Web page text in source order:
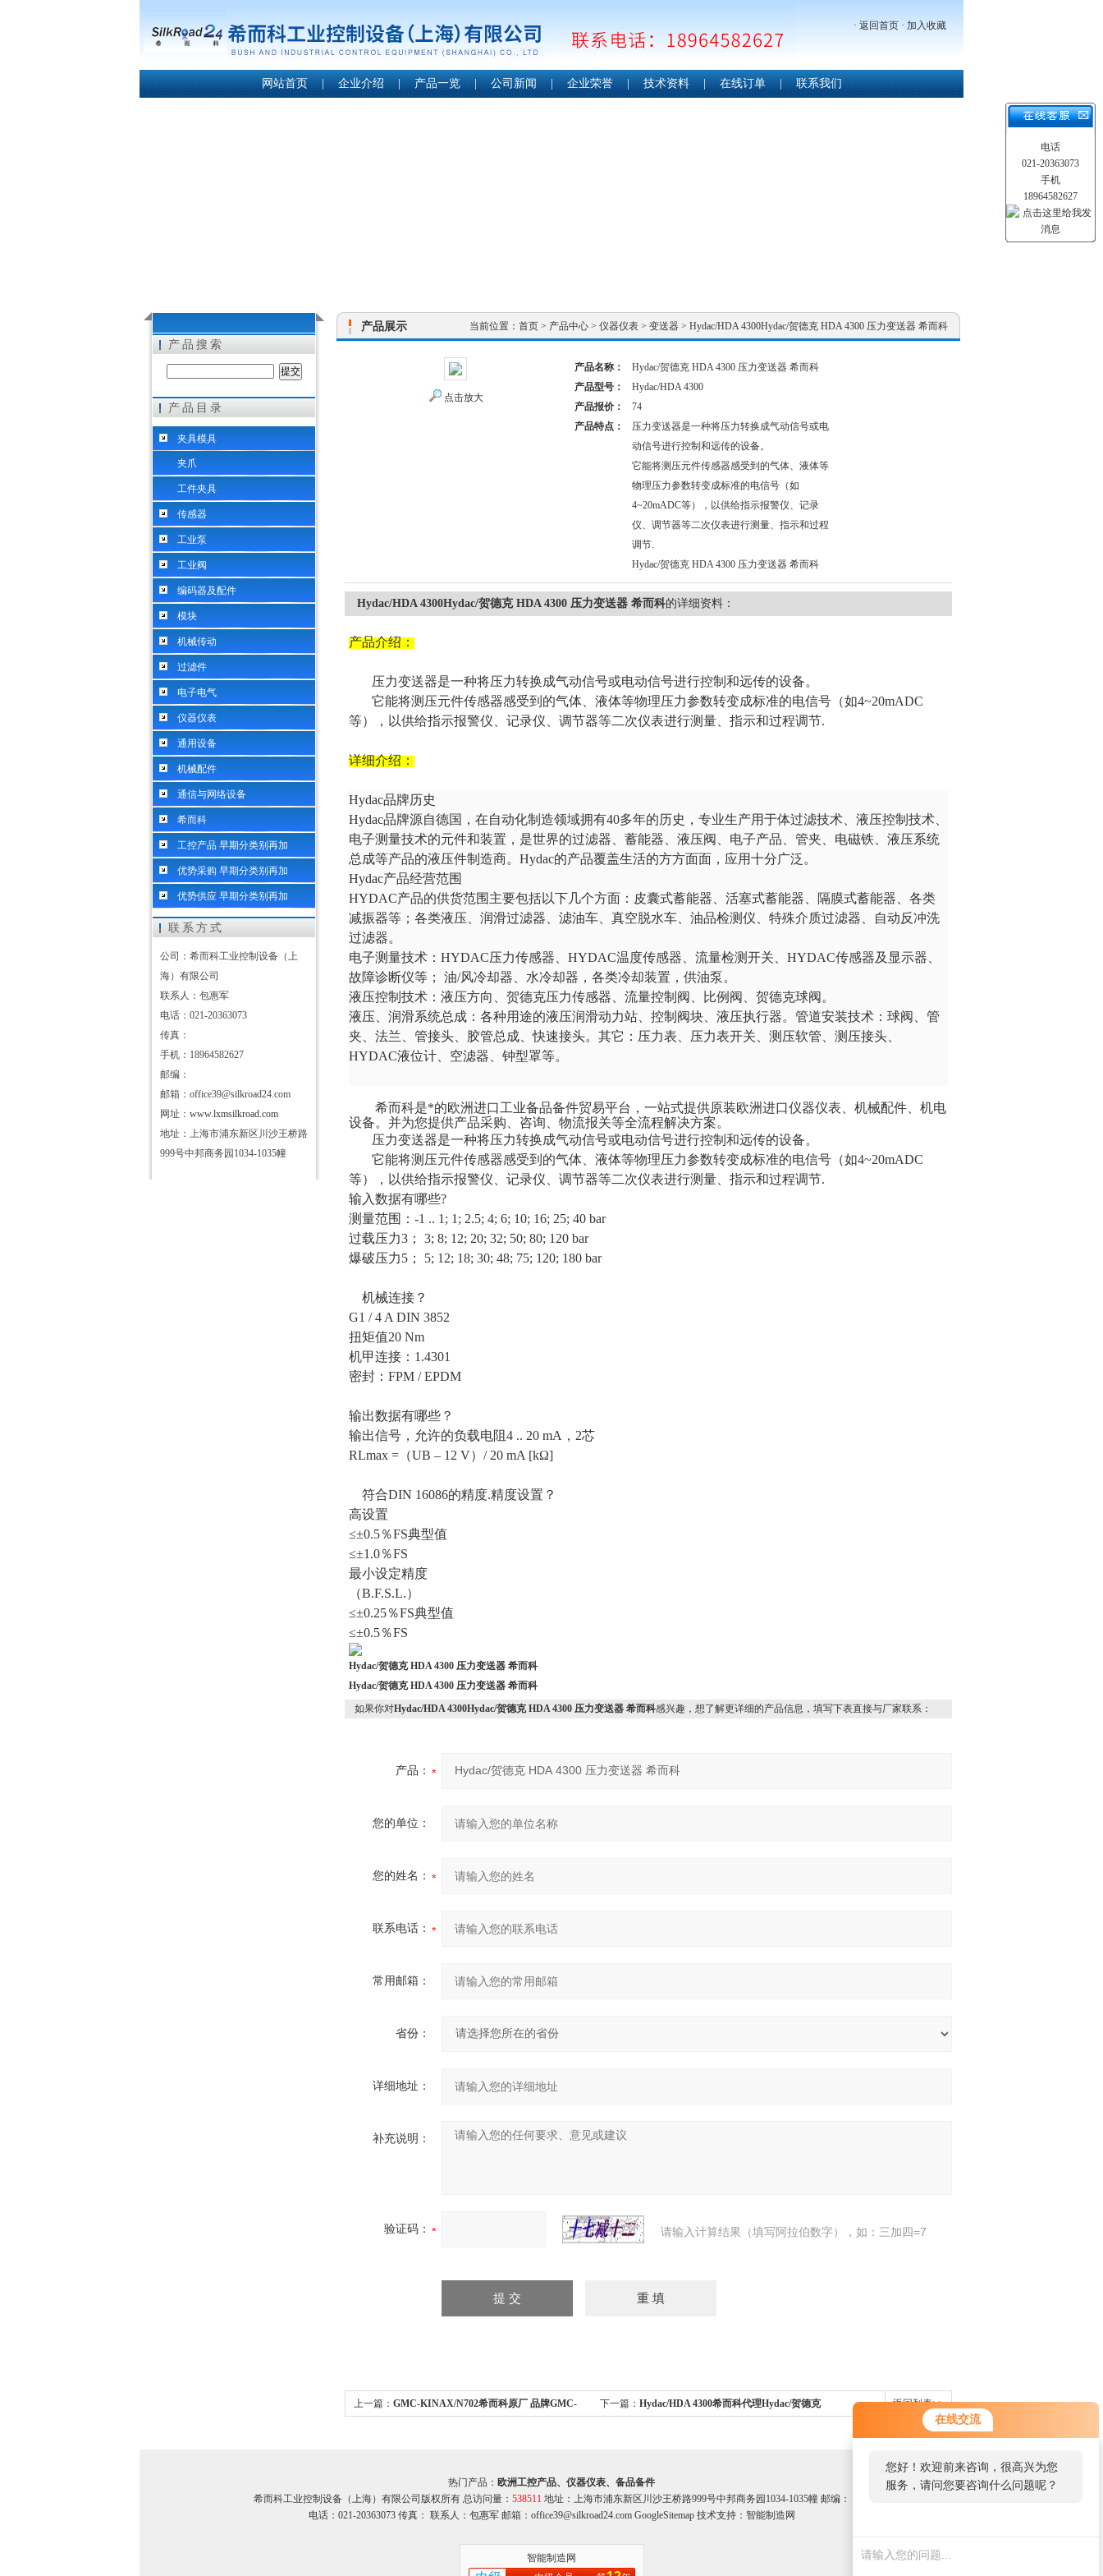
在线交流
您好！欢迎前来咨询，很高兴为您
服务，请问您要咨询什么问题呢？
希而科工业控制设备（上海）有限公司
· 返回首页 · 加入收藏
网站首页 | 企业介绍 | 产品一览 | 公司新闻 | 企业荣誉 | 技术资料 | 在线订单 | 联系我们
产品搜索
产品目录
夹具模具
夹爪
工件夹具
传感器
工业泵
工业阀
编码器及配件
模块
机械传动
过滤件
电子电气
仪器仪表
通用设备
机械配件
通信与网络设备
希而科
工控产品 早期分类别再加
优势采购 早期分类别再加
优势供应 早期分类别再加
联系方式
公司：希而科工业控制设备（上
海）有限公司
联系人：包惠军
电话：021-20363073
传真：
手机：18964582627
邮编：
邮箱：office39@silkroad24.com
网址： www.lxmsilkroad.com
地址：上海市浦东新区川沙王桥路
999号中邦商务园1034-1035幢
产品展示 当前位置： 首页 > 产品中心 > 仪器仪表 > 变送器 > Hydac/HDA 4300Hydac/贺德克 HDA 4300 压力变送器 希而科
点击放大
产品名称：
Hydac/贺德克 HDA 4300 压力变送器 希而科
产品型号：
Hydac/HDA 4300
产品报价：
74
产品特点：
压力变送器是一种将压力转换成气动信号或电
动信号进行控制和远传的设备。
它能将测压元件传感器感受到的气体、液体等
物理压力参数转变成标准的电信号（如
4~20mADC等），以供给指示报警仪、记录
仪、调节器等二次仪表进行测量、指示和过程
调节.
Hydac/贺德克 HDA 4300 压力变送器 希而科
Hydac/HDA 4300Hydac/贺德克 HDA 4300 压力变送器 希而科的详细资料：
产品介绍：
压力变送器是一种将压力转换成气动信号或电动信号进行控制和远传的设备。
它能将测压元件传感器感受到的气体、液体等物理压力参数转变成标准的电信号（如4~20mADC
等），以供给指示报警仪、记录仪、调节器等二次仪表进行测量、指示和过程调节.
详细介绍：
Hydac品牌历史
Hydac品牌源自德国，在自动化制造领域拥有40多年的历史，专业生产用于体过滤技术、液压控制技术、
电子测量技术的元件和装置，是世界的过滤器、蓄能器、液压阀、电子产品、管夹、电磁铁、液压系统
总成等产品的液压件制造商。Hydac的产品覆盖生活的方方面面，应用十分广泛。
Hydac产品经营范围
HYDAC产品的供货范围主要包括以下几个方面：皮囊式蓄能器、活塞式蓄能器、隔膜式蓄能器、各类
减振器等；各类液压、润滑过滤器、滤油车、真空脱水车、油品检测仪、特殊介质过滤器、自动反冲洗
过滤器。
电子测量技术： HYDAC压力传感器、HYDAC温度传感器、流量检测开关、HYDAC传感器及显示器、
故障诊断仪等； 油/风冷却器、水冷却器，各类冷却装置，供油泵。
液压控制技术：液压方向、贺德克压力传感器、流量控制阀、比例阀、贺德克球阀。
液压、润滑系统总成：各种用途的液压润滑动力站、控制阀块、液压执行器。管道安装技术：球阀、管
夹、法兰、管接头、胶管总成、快速接头。其它：压力表、压力表开关、测压软管、测压接头、
HYDAC液位计、空滤器、钟型罩等。
希而科是*的欧洲进口工业备品备件贸易平台，一站式提供原装欧洲进口仪器仪表、机械配件、机电
设备。并为您提供产品采购、咨询、物流报关等全流程解决方案。
压力变送器是一种将压力转换成气动信号或电动信号进行控制和远传的设备。
它能将测压元件传感器感受到的气体、液体等物理压力参数转变成标准的电信号（如4~20mADC
等），以供给指示报警仪、记录仪、调节器等二次仪表进行测量、指示和过程调节.
输入数据有哪些?
测量范围： -1 .. 1; 1; 2.5; 4; 6; 10; 16; 25; 40 bar
过载压力3； 3; 8; 12; 20; 32; 50; 80; 120 bar
爆破压力5； 5; 12; 18; 30; 48; 75; 120; 180 bar
机械连接？
G1 / 4 A DIN 3852
扭矩值20 Nm
机甲连接： 1.4301
密封： FPM / EPDM
输出数据有哪些？
输出信号，允许的负载电阻4 .. 20 mA，2芯
RLmax =（UB – 12 V）/ 20 mA [kΩ]
符合DIN 16086的精度.精度设置？
高设置
≤±0.5％FS典型值
≤±1.0％FS
最小设定精度
（B.F.S.L.）
≤±0.25％FS典型值
≤±0.5％FS
Hydac/贺德克 HDA 4300 压力变送器 希而科
Hydac/贺德克 HDA 4300 压力变送器 希而科
如果你对Hydac/HDA 4300Hydac/贺德克 HDA 4300 压力变送器 希而科感兴趣，想了解更详细的产品信息，填写下表直接与厂家联系：
产品：
您的单位：
您的姓名：
联系电话：
常用邮箱：
省份：
详细地址：
补充说明：
验证码： 请输入计算结果（填写阿拉伯数字），如：三加四=7
上一篇： GMC-KINAX/N702希而科原厂 品牌GMC- 下一篇： Hydac/HDA 4300希而科代理Hydac/贺德克 返回列表>>
热门产品： 欧洲工控产品、仪器仪表、备品备件
希而科工业控制设备（上海）有限公司版权所有 总访问量： 538511 地址：上海市浦东新区川沙王桥路999号中邦商务园1034-1035幢 邮编：
电话：021-20363073 传真： 联系人：包惠军 邮箱：office39@silkroad24.com GoogleSitemap技术支持：智能制造网
电话
021-20363073
手机
18964582627
智能制造网